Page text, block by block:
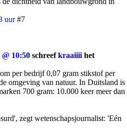
uur #7
10:50 schreefkraaiiii het
per bedrijf 0,07 gram stikstof per
omgeving van natuur. In Duitsland is
700 gram: 10.000 keer meer dan
zegt wetenschapsjournalist: 'Eén